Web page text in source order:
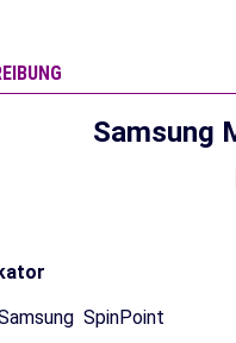
Samsung
SpinPoint